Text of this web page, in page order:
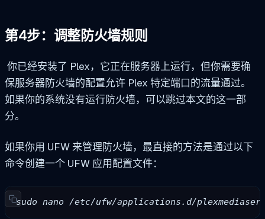
第4步：调整防火墙规则
你已经安装了 Plex，它正在服务器上运行，但你需要确
保服务器防火墙的配置允许 Plex 特定端口的流量通过。
如果你的系统没有运行防火墙，可以跳过本文的这一部
分。
如果你用 UFW 来管理防火墙，最直接的方法是通过以下
命令创建一个 UFW 应用配置文件：
sudo nano /etc/ufw/applications.d/